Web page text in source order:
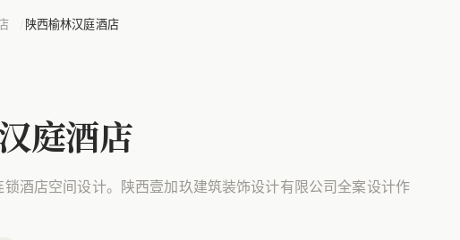
陕西榆林汉庭酒店
庭酒店
酒店空间设计。陕西壹加玖建筑装饰设计有限公司全案设计作